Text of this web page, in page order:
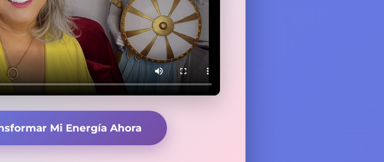
Mi Energía Ahora